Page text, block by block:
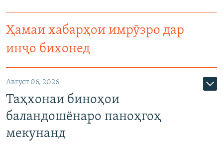
Ҳамаи хабарҳои имрӯзро дар
инҷо бихонед
Август 06, 2026
Таҳхонаи биноҳои
баландошёнаро паноҳгоҳ
мекунанд